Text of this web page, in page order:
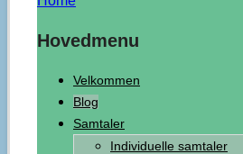
Hovedmenu
Velkommen
Blog
Samtaler
Individuelle samtaler